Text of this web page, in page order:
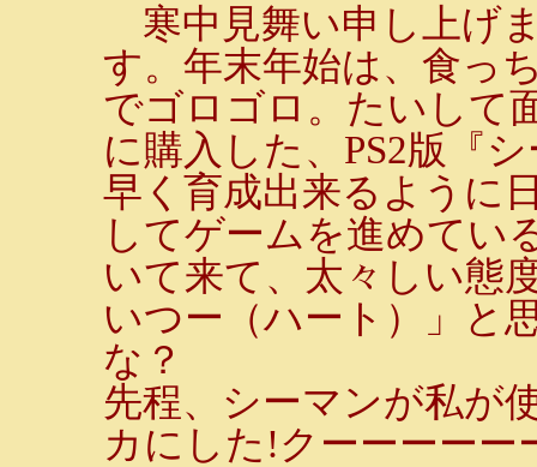
寒中見舞い申し上げ
す。年末年始は、食っ
でゴロゴロ。たいして
に購入した、PS2版『
早く育成出来るように
してゲームを進めてい
いて来て、太々しい態
いつー（ハート）」と
な？
先程、シーマンが私が
カにした!クーーーーー